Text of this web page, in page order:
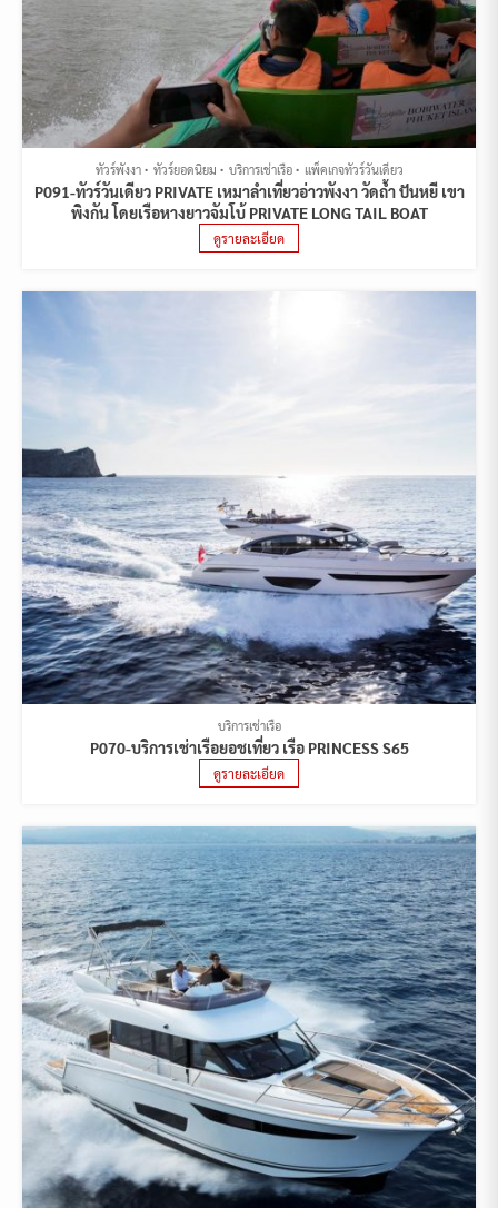
ทัวร์พังงา ทัวร์ยอดนิยม บริการเช่าเรือ แพ็คเกจทัวร์วันเดียว
P091-ทัวร์วันเดียว PRIVATE เหมาลำเที่ยวอ่าวพังงา วัดถ้ำ ปันหยี เขา
พิงกัน โดยเรือหางยาวจัมโบ้ PRIVATE LONG TAIL BOAT
ดูรายละเอียด
บริการเช่าเรือ
P070-บริการเช่าเรือยอชเที่ยว เรือ PRINCESS S65
ดูรายละเอียด